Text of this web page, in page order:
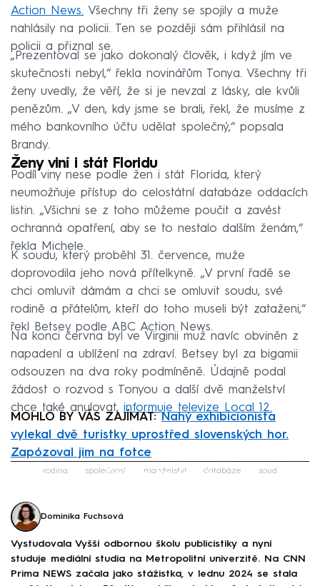
Action News. Všechny tři ženy se spojily a muže
nahlásily na policii. Ten se později sám přihlásil na
policii a přiznal se.
„Prezentoval se jako dokonalý člověk, i když jím ve
skutečnosti nebyl,“ řekla novinářům Tonya. Všechny tři
ženy uvedly, že věří, že si je nevzal z lásky, ale kvůli
penězům. „V den, kdy jsme se brali, řekl, že musíme z
mého bankovního účtu udělat společný,“ popsala
Brandy.
Ženy viní i stát Floridu
Podíl viny nese podle žen i stát Florida, který
neumožňuje přístup do celostátní databáze oddacích
listin. „Všichni se z toho můžeme poučit a zavést
ochranná opatření, aby se to nestalo dalším ženám,“
řekla Michele.
K soudu, který proběhl 31. července, muže
doprovodila jeho nová přítelkyně. „V první řadě se
chci omluvit dámám a chci se omluvit soudu, své
rodině a přátelům, kteří do toho museli být zataženi,“
řekl Betsey podle ABC Action News.
Na konci června byl ve Virginii muž navíc obviněn z
napadení a ublížení na zdraví. Betsey byl za bigamii
odsouzen na dva roky podmíněně. Údajně podal
žádost o rozvod s Tonyou a další dvě manželství
chce také anulovat, informuje televize Local 12.
MOHLO BY VÁS ZAJÍMAT:
Nahý exhibicionista
vylekal dvě turistky uprostřed slovenských hor.
Zapózoval jim na fotce
Failed to fetch
rodina společnost manželství databáze soud
Dominika Fuchsová
Vystudovala Vyšší odbornou školu publicistiky a nyní
studuje mediální studia na Metropolitní univerzitě. Na CNN
Prima NEWS začala jako stážistka, v lednu 2024 se stala